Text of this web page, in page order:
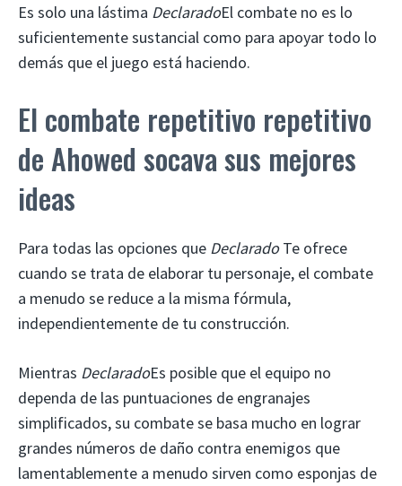
Es solo una lástima DeclaradoEl combate no es lo
suficientemente sustancial como para apoyar todo lo
demás que el juego está haciendo.
El combate repetitivo repetitivo
de Ahowed socava sus mejores
ideas
Para todas las opciones que DeclaradoTe ofrece
cuando se trata de elaborar tu personaje, el combate
a menudo se reduce a la misma fórmula,
independientemente de tu construcción.
Mientras DeclaradoEs posible que el equipo no
dependa de las puntuaciones de engranajes
simplificados, su combate se basa mucho en lograr
grandes números de daño contra enemigos que
lamentablemente a menudo sirven como esponjas de